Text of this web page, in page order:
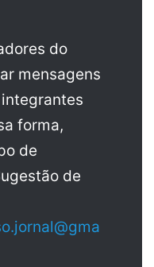
do
mensagens
forma,
de
de